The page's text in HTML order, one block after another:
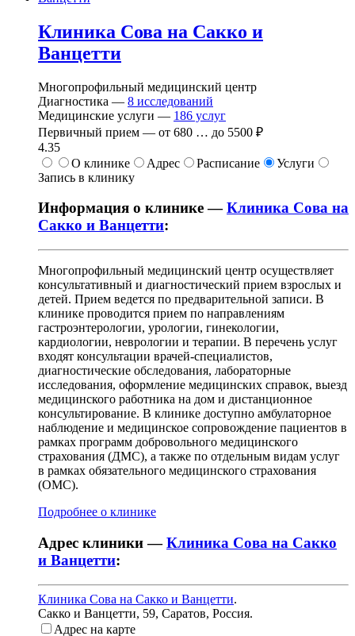
Клиника Сова на Сакко и
Ванцетти
Многопрофильный медицинский центр
Диагностика — 8 исследований
Медицинские услуги — 186 услуг
Первичный прием — от 680 … до 5500 ₽
4.35
О клинике
Адрес Расписание
Услуги
Запись в клинику
Информация о клинике —Клиника Сова на
Сакко и Ванцетти:
Многопрофильный медицинский центр осуществляет
консультативный и диагностический прием взрослых и
детей. Прием ведется по предварительной записи. В
клинике проводится прием по направлениям
гастроэнтерологии, урологии, гинекологии,
кардиологии, неврологии и терапии. В перечень услуг
входят консультации врачей-специалистов,
диагностические обследования, лабораторные
исследования, оформление медицинских справок, выезд
медицинского работника на дом и дистанционное
консультирование. В клинике доступно амбулаторное
наблюдение и медицинское сопровождение пациентов в
рамках программ добровольного медицинского
страхования (ДМС), а также по отдельным видам услуг
в рамках обязательного медицинского страхования
(ОМС).
Подробнее о клинике
Адрес клиники —Клиника Сова на Сакко
и Ванцетти:
Клиника Сова на Сакко и Ванцетти.
Сакко и Ванцетти, 59, Саратов, Россия.
Адрес на карте